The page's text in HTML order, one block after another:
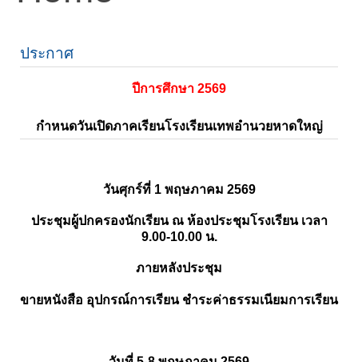
ประกาศ
ปีการศึกษา 2569
กำหนดวันเปิดภาคเรียนโรงเรียนเทพอำนวยหาดใหญ่
วันศุกร์ที่ 1 พฤษภาคม 2569
ประชุมผู้ปกครองนักเรียน ณ ห้องประชุมโรงเรียน เวลา
9.00-10.00 น.
ภายหลังประชุม
ขายหนังสือ อุปกรณ์การเรียน ชำระค่าธรรมเนียมการเรียน